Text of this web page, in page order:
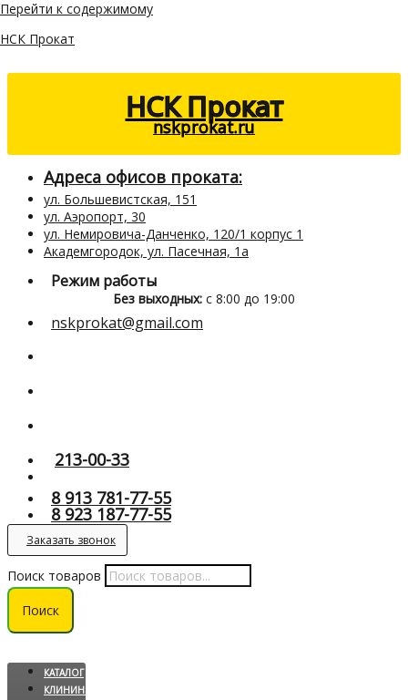
Перейти к содержимому
НСК Прокат
НСК Прокат
nskprokat.ru
Адреса офисов проката:
ул. Большевистская, 151
ул. Аэропорт, 30
ул. Немировича-Данченко, 120/1 корпус 1
Академгородок, ул. Пасечная, 1а
Режим работы
Без выходных: с 8:00 до 19:00
nskprokat@gmail.com
213-00-33
8 913 781-77-55
8 923 187-77-55
Заказать звонок
Поиск товаров
Поиск
КАТАЛОГ
КЛИНИНГОВОЕ